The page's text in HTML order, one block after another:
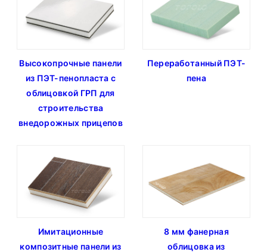
Высокопрочные панели
из ПЭТ-пенопласта с
облицовкой ГРП для
строительства
внедорожных прицепов
Переработанный ПЭТ-
пена
Имитационные
композитные панели из
8 мм фанерная
облицовка из